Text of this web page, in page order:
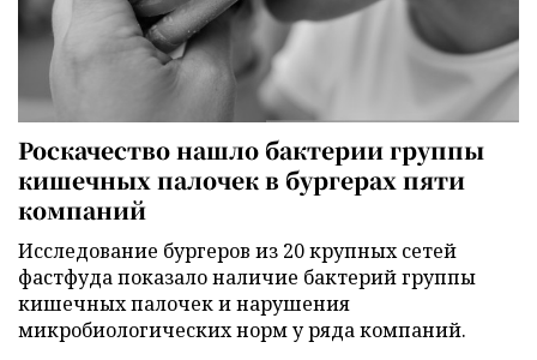
Роскачество нашло бактерии группы
кишечных палочек в бургерах пяти
компаний
Исследование бургеров из 20 крупных сетей
фастфуда показало наличие бактерий группы
кишечных палочек и нарушения
микробиологических норм у ряда компаний.